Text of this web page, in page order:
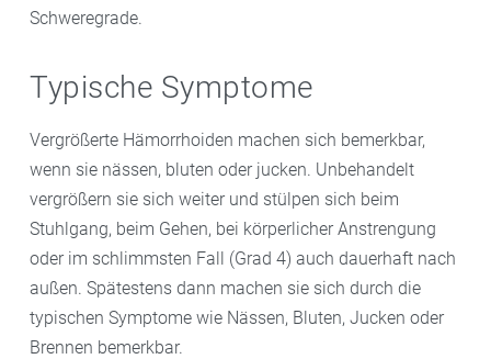
Schweregrade.
Typische Symptome
Vergrößerte Hämorrhoiden machen sich bemerkbar,
wenn sie nässen, bluten oder jucken. Unbehandelt
vergrößern sie sich weiter und stülpen sich beim
Stuhlgang, beim Gehen, bei körperlicher Anstrengung
oder im schlimmsten Fall (Grad 4) auch dauerhaft nach
außen. Spätestens dann machen sie sich durch die
typischen Symptome wie Nässen, Bluten, Jucken oder
Brennen bemerkbar.